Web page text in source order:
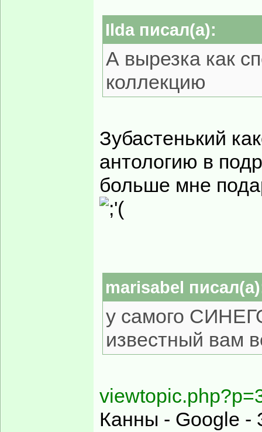
Ilda писал(а):
А вырезка как
коллекцию
Зубастенький
антологию в
больше мне
marisabel
у самого
известный вам
Канны - Google -